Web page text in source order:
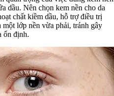
dầu. Nên chọn kem nền cho da
chất kiềm dầu, hỗ trợ điều trị
lớp nền vừa phải, tránh gây
ổn định.